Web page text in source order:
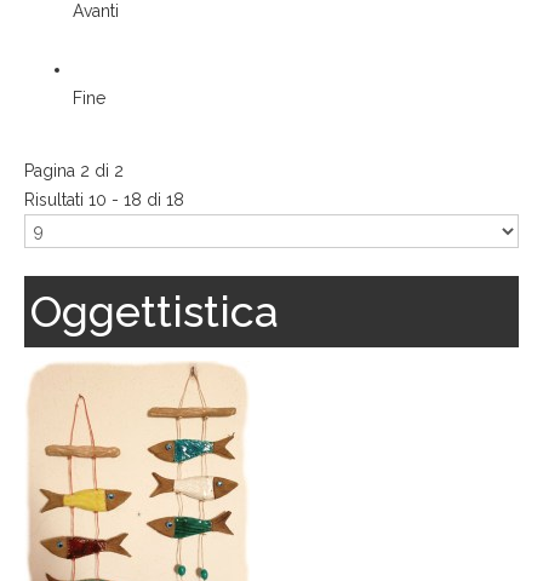
Avanti
Fine
Pagina 2 di 2
Risultati 10 - 18 di 18
Oggettistica